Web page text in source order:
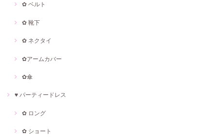
✿ ベルト
✿ 靴下
✿ ネクタイ
✿アームカバー
✿傘
♥ パーティードレス
✿ ロング
✿ ショート